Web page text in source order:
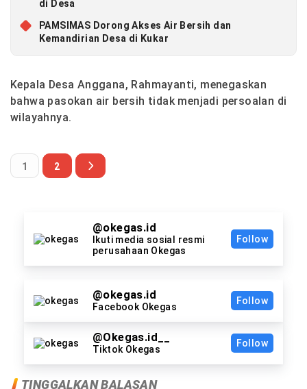
di Desa
PAMSIMAS Dorong Akses Air Bersih dan
Kemandirian Desa di Kukar
Kepala Desa Anggana, Rahmayanti, menegaskan
bahwa pasokan air bersih tidak menjadi persoalan di
wilayahnya.
1 2
@okegas.id
Ikuti media sosial resmi
perusahaan Okegas
Follow
@okegas.id
Facebook Okegas
Follow
@Okegas.id__
Tiktok Okegas
Follow
TINGGALKAN BALASAN